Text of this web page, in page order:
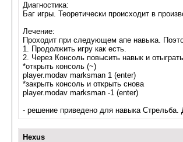
Диагностика:
Баг игры. Теоретически происходит в
Лечение:
Проходит при следующем апе навыка.
1. Продолжить игру как есть.
2. Через Консоль повысить навык и
*открыть консоль (~)
player.modav marksman 1 (enter)
*закрыть консоль и открыть снова
player.modav marksman -1 (enter)
- решение приведено для навыка Стрельба.
Hexus